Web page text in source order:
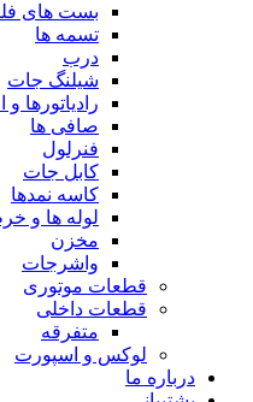
بست های
تسمه ها
درب
شیلنگ جات
رادیاتورها
صافی ها
فنرلول
کابل جات
کاسه نمدها
لوله ها و
مخزن
واشرجات
قطعات موتوری
قطعات داخلی
متفرقه
لوکس و اسپورت
درباره ما